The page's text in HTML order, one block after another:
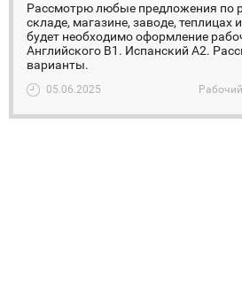
Рассмотрю любые предложения по
складе, магазине, заводе, теплицах
будет необходимо оформление
Английского B1. Испанский А2.
варианты.
05.06.2025